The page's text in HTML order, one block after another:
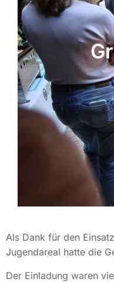
Als Dank für den
Jugendareal hatte die
Der Einladung waren